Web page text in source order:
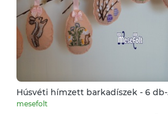
Húsvéti hímzett barkadíszek - 6 db-
os garnitúra
mesefolt